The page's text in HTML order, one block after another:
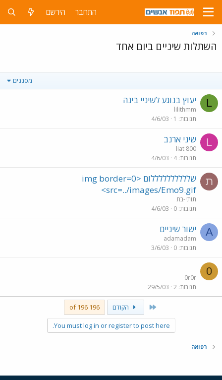
התחבר הירשם
רפואה
השתלות שיניים ביום אחד
מסננים
L יעוץ בנוגע לשיניי בינה
lilithmm
תגובות 1
4/6/03
L שיני ארנב
liat 800
תגובות 4
4/6/03
ת
שללללללללללום <img border=0
src=../images/Emo9.gif>
תותי-בת
תגובות 0
4/6/03
A ישור שיניים
adamadam
תגובות 0
3/6/03
0
0r0r
תגובות 2
29/5/03
First הקודם 196 of 196
You must log in or register to post here.
רפואה